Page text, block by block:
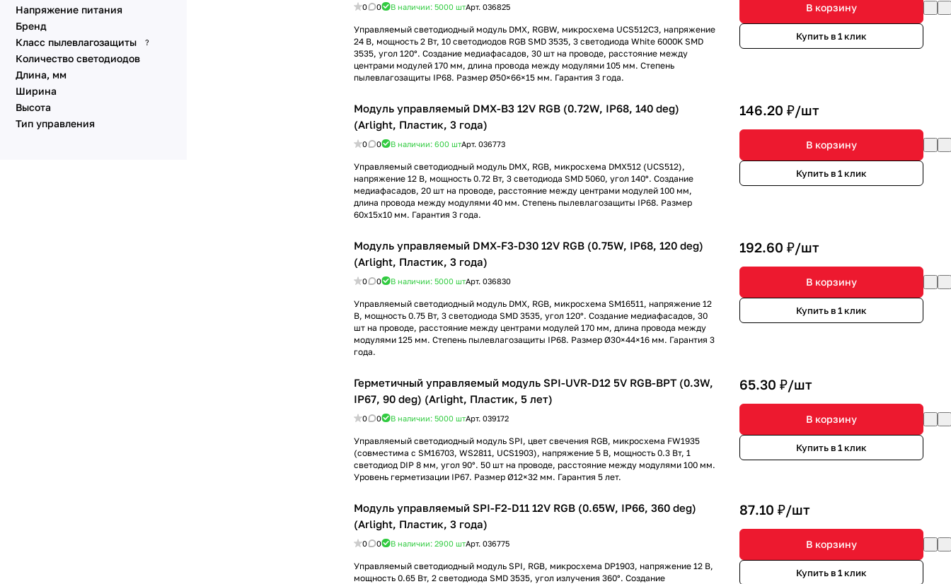
0 0 В наличии: 5000 штАрт. 036825
Управляемый светодиодный модуль DMX, RGBW, микросхема UCS512C3, напряжение
24 В, мощность 2 Вт, 10 светодиодов RGB SMD 3535, 3 светодиода White 6000K SMD
3535, угол 120°. Создание медиафасадов, 30 шт на проводе, расстояние между
центрами модулей 170 мм, длина провода между модулями 105 мм. Степень
пылевлагозащиты IP68. Размер Ø50×66×15 мм. Гарантия 3 года.
В корзину
Купить в 1 клик
Модуль управляемый DMX-B3 12V RGB (0.72W, IP68, 140 deg)
(Arlight, Пластик, 3 года)
0 0 В наличии: 600 штАрт. 036773
Управляемый светодиодный модуль DMX, RGB, микросхема DMX512 (UCS512),
напряжение 12 В, мощность 0.72 Вт, 3 светодиода SMD 5060, угол 140°. Создание
медиафасадов, 20 шт на проводе, расстояние между центрами модулей 100 мм,
длина провода между модулями 40 мм. Степень пылевлагозащиты IP68. Размер
60x15х10 мм. Гарантия 3 года.
146.20 ₽/шт
В корзину
Купить в 1 клик
Модуль управляемый DMX-F3-D30 12V RGB (0.75W, IP68, 120 deg)
(Arlight, Пластик, 3 года)
0 0 В наличии: 5000 штАрт. 036830
Управляемый светодиодный модуль DMX, RGB, микросхема SM16511, напряжение 12
В, мощность 0.75 Вт, 3 светодиода SMD 3535, угол 120°. Создание медиафасадов, 30
шт на проводе, расстояние между центрами модулей 170 мм, длина провода между
модулями 125 мм. Степень пылевлагозащиты IP68. Размер Ø30×44×16 мм. Гарантия 3
года.
192.60 ₽/шт
В корзину
Купить в 1 клик
Герметичный управляемый модуль SPI-UVR-D12 5V RGB-BPT (0.3W,
IP67, 90 deg) (Arlight, Пластик, 5 лет)
0 0 В наличии: 5000 штАрт. 039172
Управляемый светодиодный модуль SPI, цвет свечения RGB, микросхема FW1935
(совместима с SM16703, WS2811, UCS1903), напряжение 5 В, мощность 0.3 Вт, 1
светодиод DIP 8 мм, угол 90°. 50 шт на проводе, расстояние между модулями 100 мм.
Уровень герметизации IP67. Размер Ø12×32 мм. Гарантия 5 лет.
65.30 ₽/шт
В корзину
Купить в 1 клик
Модуль управляемый SPI-F2-D11 12V RGB (0.65W, IP66, 360 deg)
(Arlight, Пластик, 3 года)
0 0 В наличии: 2900 штАрт. 036775
Управляемый светодиодный модуль SPI, RGB, микросхема DP1903, напряжение 12 В,
мощность 0.65 Вт, 2 светодиода SMD 3535, угол излучения 360°. Создание
87.10 ₽/шт
В корзину
Купить в 1 клик
Напряжение питания
Бренд
Класс пылевлагозащиты
?
Количество светодиодов
Длина, мм
Ширина
Высота
Тип управления